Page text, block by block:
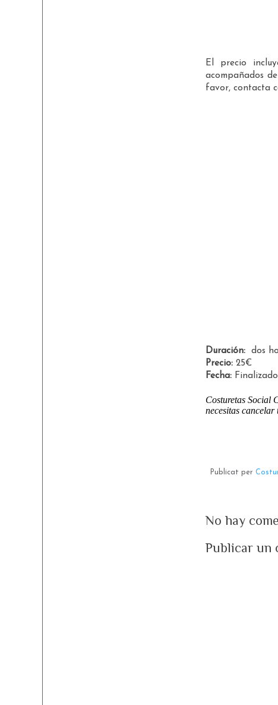
El precio
acompañados
favor, contacta
Duración: dos
Precio: 25€
Fecha: Finalizado
Costuretas Social
necesitas cancelar
Publicat per
No hay
Publicar un